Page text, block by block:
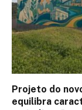
Projeto do
equilibra